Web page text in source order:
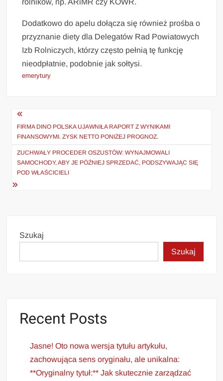
rolników, np. ARiMR czy KOWR.
Dodatkowo do apelu dołącza się również prośba o
przyznanie diety dla Delegatów Rad Powiatowych
Izb Rolniczych, którzy często pełnią tę funkcję
nieodpłatnie, podobnie jak sołtysi.
emerytury
Nawigacja
wpisu
FIRMA DINO POLSKA UJAWNIŁA RAPORT Z WYNIKAMI
FINANSOWYMI. ZYSK NETTO PONIŻEJ PROGNOZ.
ZUCHWAŁY PROCEDER OSZUSTÓW: WYNAJMOWALI
SAMOCHODY, ABY JE PÓŹNIEJ SPRZEDAĆ, PODSZYWAJĄC SIĘ
POD WŁAŚCICIELI
Szukaj
Szukaj
Recent Posts
Jasne! Oto nowa wersja tytułu artykułu,
zachowująca sens oryginału, ale unikalna:
**Oryginalny tytuł:** Jak skutecznie zarządzać